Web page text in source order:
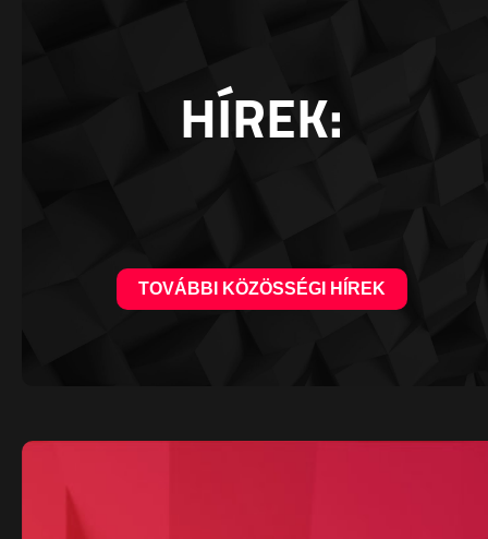
HÍREK:
TOVÁBBI KÖZÖSSÉGI HÍREK